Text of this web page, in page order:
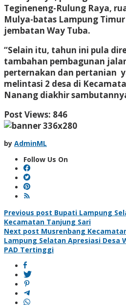
Tegineneng-Rulung Raya,
Mulya-batas Lampung
jembatan Way Tuba.
“Selain itu, tahun ini pula
tambahan pembagunan
perternakan dan pertanian
melintasi 2 desa di
Nanang diakhir
Post Views: 846
by AdminML
Follow Us On
Post
navigation
Previous post Bupati Lampung
Kecamatan Tanjung Sari
Next post Musrenbang
Lampung Selatan Apresiasi Desa
PAD Tertinggi